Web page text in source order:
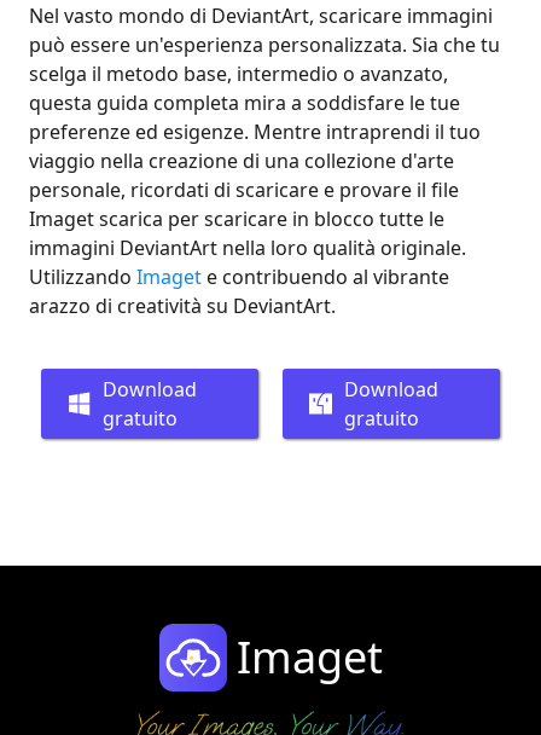
Nel vasto mondo di DeviantArt, scaricare immagini
può essere un'esperienza personalizzata. Sia che tu
scelga il metodo base, intermedio o avanzato,
questa guida completa mira a soddisfare le tue
preferenze ed esigenze. Mentre intraprendi il tuo
viaggio nella creazione di una collezione d'arte
personale, ricordati di scaricare e provare il file
Imaget scarica per scaricare in blocco tutte le
immagini DeviantArt nella loro qualità originale.
Utilizzando Imaget e contribuendo al vibrante
arazzo di creatività su DeviantArt.
Download
gratuito
Download
gratuito
Imaget